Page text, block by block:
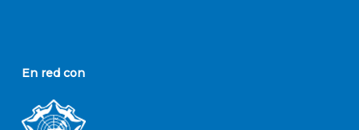
En red con